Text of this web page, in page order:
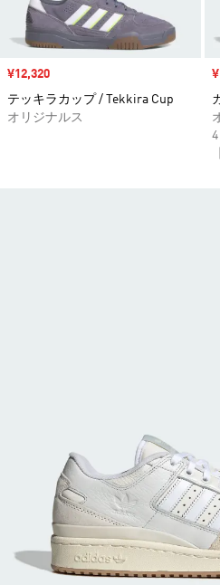
セール価格
¥12,320
テッキラカップ / Tekkira Cup
オリジナルス